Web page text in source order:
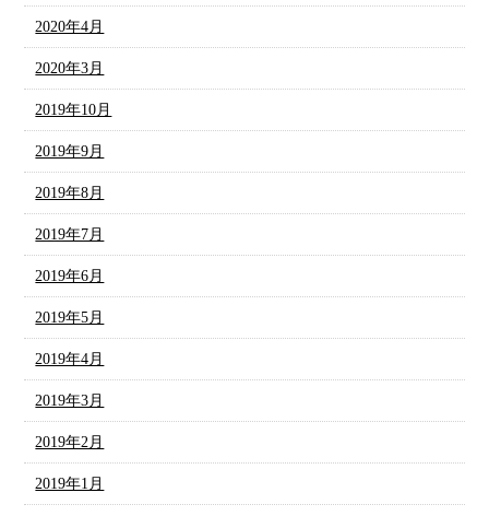
2020年4月
2020年3月
2019年10月
2019年9月
2019年8月
2019年7月
2019年6月
2019年5月
2019年4月
2019年3月
2019年2月
2019年1月